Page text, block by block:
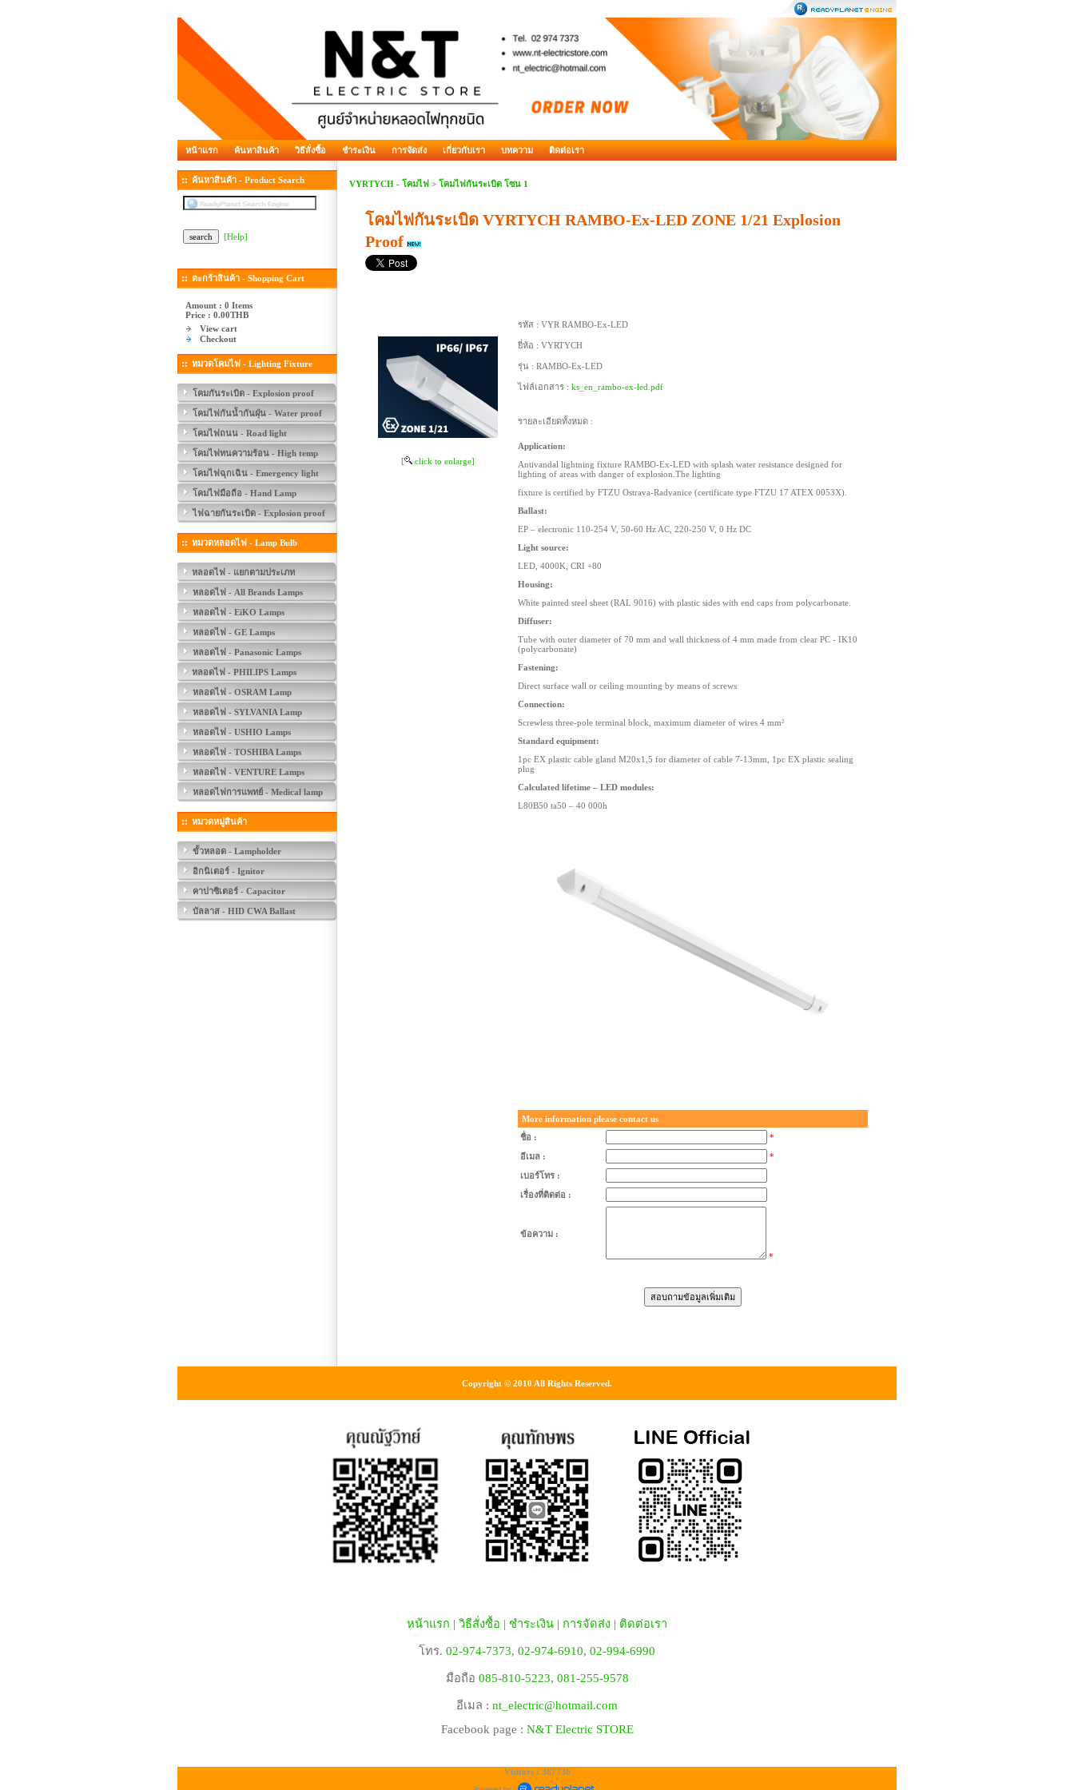
หน้าแรก ค้นหาสินค้า วิธีสั่งซื้อ ชำระเงิน การจัดส่ง เกี่ยวกับเรา บทความ ติดต่อเรา
ค้นหาสินค้า - Product Search
[Help]
ตะกร้าสินค้า - Shopping Cart
Amount : 0 Items
Price : 0.00THB
View cart
Checkout
หมวดโคมไฟ - Lighting Fixture
โคมกันระเบิด - Explosion proof
โคมไฟกันน้ำกันฝุ่น - Water proof
โคมไฟถนน - Road light
โคมไฟทนความร้อน - High temp
โคมไฟฉุกเฉิน - Emergency light
โคมไฟมือถือ - Hand Lamp
ไฟฉายกันระเบิด - Explosion proof
หมวดหลอดไฟ - Lamp Bulb
หลอดไฟ - แยกตามประเภท
หลอดไฟ - All Brands Lamps
หลอดไฟ - EiKO Lamps
หลอดไฟ - GE Lamps
หลอดไฟ - Panasonic Lamps
หลอดไฟ - PHILIPS Lamps
หลอดไฟ - OSRAM Lamp
หลอดไฟ - SYLVANIA Lamp
หลอดไฟ - USHIO Lamps
หลอดไฟ - TOSHIBA Lamps
หลอดไฟ - VENTURE Lamps
หลอดไฟการแพทย์ - Medical lamp
หมวดหมู่สินค้า
ขั้วหลอด - Lampholder
อิกนิเตอร์ - Ignitor
คาปาซิเตอร์ - Capacitor
บัลลาส - HID CWA Ballast
VYRTYCH - โคมไฟ >โคมไฟกันระเบิด โซน 1
โคมไฟกันระเบิด VYRTYCH RAMBO-Ex-LED ZONE 1/21 Explosion
Proof
[ click to enlarge]
รหัส : VYR RAMBO-Ex-LED
ยี่ห้อ : VYRTYCH
รุ่น : RAMBO-Ex-LED
ไฟล์เอกสาร : ks_en_rambo-ex-led.pdf
รายละเอียดทั้งหมด :
Application:
Antivandal lightning fixture RAMBO-Ex-LED with splash water resistance designed for
lighting of areas with danger of explosion.The lighting
fixture is certified by FTZU Ostrava-Radvanice (certificate type FTZU 17 ATEX 0053X).
Ballast:
EP – electronic 110-254 V, 50-60 Hz AC, 220-250 V, 0 Hz DC
Light source:
LED, 4000K, CRI +80
Housing:
White painted steel sheet (RAL 9016) with plastic sides with end caps from polycarbonate.
Diffuser:
Tube with outer diameter of 70 mm and wall thickness of 4 mm made from clear PC - IK10
(polycarbonate)
Fastening:
Direct surface wall or ceiling mounting by means of screws
Connection:
Screwless three-pole terminal block, maximum diameter of wires 4 mm²
Standard equipment:
1pc EX plastic cable gland M20x1,5 for diameter of cable 7-13mm, 1pc EX plastic sealing
plug
Calculated lifetime – LED modules:
L80B50 ta50 – 40 000h
More information please contact us
ชื่อ :
*
อีเมล :
*
เบอร์โทร :
เรื่องที่ติดต่อ :
ข้อความ :
*
Copyright © 2010 All Rights Reserved.
หน้าแรก | วิธีสั่งซื้อ | ชำระเงิน| การจัดส่ง| ติดต่อเรา
โทร. 02-974-7373, 02-974-6910, 02-994-6990
มือถือ 085-810-5223, 081-255-9578
อีเมล : nt_electric@hotmail.com
Facebook page : N&T Electric STORE
Visitors : 367736